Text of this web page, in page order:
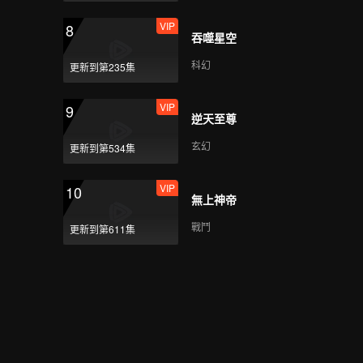
8
更新到第235集
VIP
吞噬星空
科幻
9
更新到第534集
VIP
逆天至尊
玄幻
10
更新到第611集
VIP
無上神帝
戰鬥